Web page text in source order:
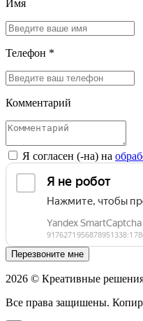
Имя
Телефон *
Комментарий
Я согласен (-на) на
Перезвоните мне
2026 © Креативные
Все права защишены.